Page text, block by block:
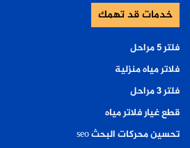
خدمات قد تهمك
فلتر ٥ مراحل
فلاتر مياه منزلية
فلتر ٣ مراحل
قطع غيار فلاتر مياه
تحسين محركات البحث seo